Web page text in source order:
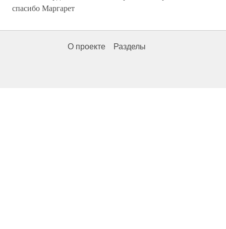
спасибо Маргарет
О проекте Разделы